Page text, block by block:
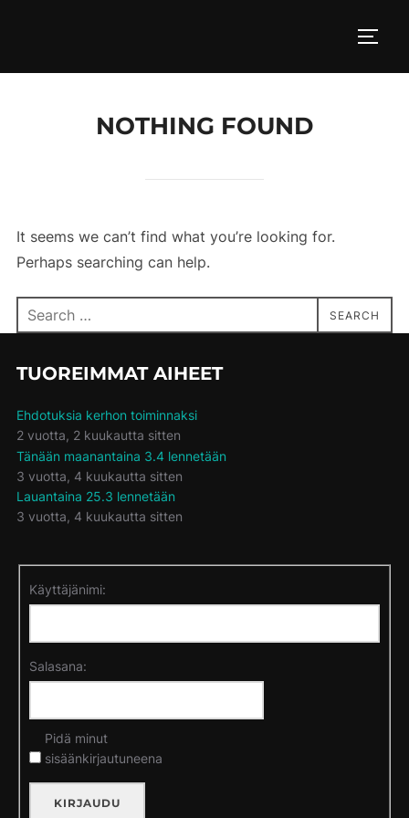
NOTHING FOUND
It seems we can’t find what you’re looking for.
Perhaps searching can help.
Search
for:
SEARCH
TUOREIMMAT AIHEET
Ehdotuksia kerhon toiminnaksi
2 vuotta, 2 kuukautta sitten
Tänään maanantaina 3.4 lennetään
3 vuotta, 4 kuukautta sitten
Lauantaina 25.3 lennetään
3 vuotta, 4 kuukautta sitten
Käyttäjänimi:
Salasana:
Pidä minut
sisäänkirjautuneena
KIRJAUDU